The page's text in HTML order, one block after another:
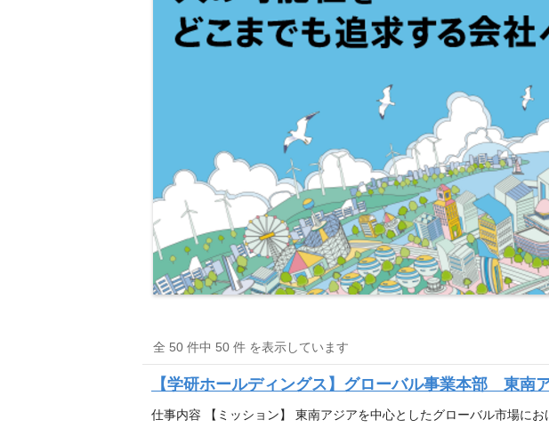
全 50 件中 50 件 を表示しています
【学研ホールディングス】グローバル事業本部 東南
仕事内容 【ミッション】 東南アジアを中心としたグローバル市場に